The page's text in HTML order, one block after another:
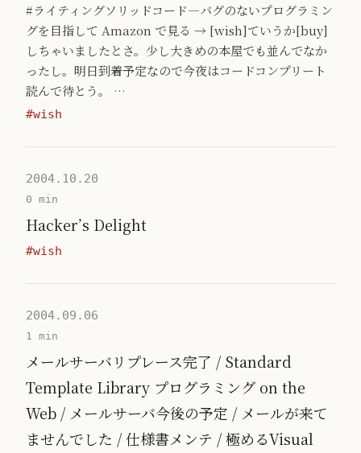
#ライティングソリッドコード―バグのないプログラミン
グを目指して Amazon で見る → [wish]ていうか[buy]
しちゃいましたとさ。少し大きめの本屋でも並んでなか
ったし。明日到着予定なので今夜はコードコンプリート
読んで待とう。 …
#wish
2004.10.20
0 min
Hacker’s Delight
#wish
2004.09.06
1 min
メールサーバリプレース完了 / Standard
Template Library プログラミング on the
Web / メールサーバ今後の予定 / メールが来て
ませんでした / 仕様書メンテ / 極めるVisual